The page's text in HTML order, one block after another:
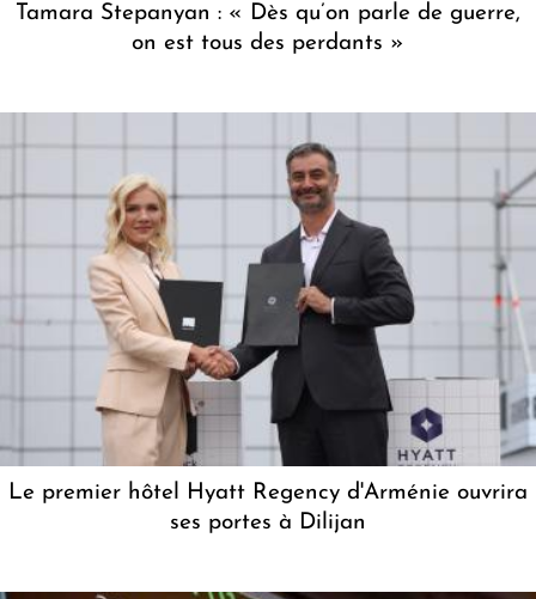
Tamara Stepanyan : « Dès qu’on parle de guerre,
on est tous des perdants »
Le premier hôtel Hyatt Regency d'Arménie ouvrira
ses portes à Dilijan